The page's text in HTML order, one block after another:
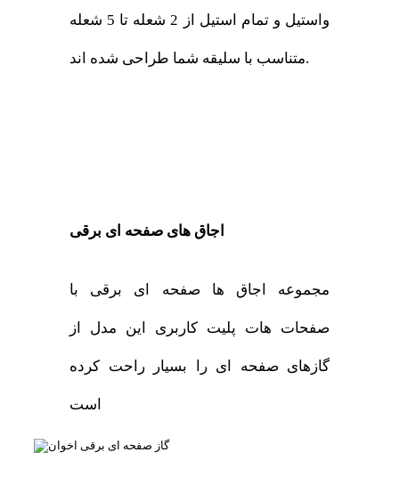
واستیل و تمام استیل از 2 شعله تا 5 شعله
متناسب با سلیقه شما طراحی شده اند.
اجاق های صفحه ای برقی
مجموعه اجاق ها صفحه ای برقی با
صفحات هات پلیت کاربری این مدل از
گازهای صفحه ای را بسیار راحت کرده
است